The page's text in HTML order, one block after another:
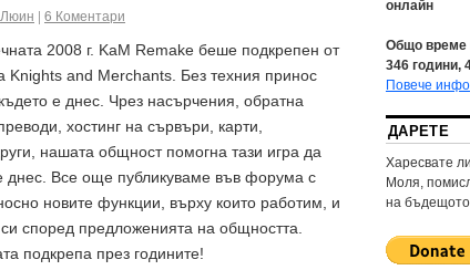
Люин | 6 Коментари
2008 г. KaM Remake беше подкрепен от
and Merchants. Без техния принос
е днес. Чрез насърчения, обратна
хостинг на сървъри, карти,
нашата общност помогна тази игра да
днес. Все още публикуваме във форума с
новите функции, върху които работим, и
според предложенията на общността.
подкрепа през годините!
онлайн
Общо време
346години,
Повече
ДАРЕТЕ
Харесвате
Моля,
на бъдещото